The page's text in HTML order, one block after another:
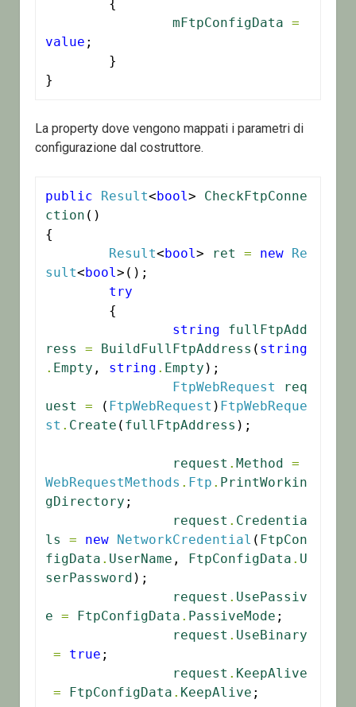
mFtpConfigData =
value ;
}
La property dove vengono mappati i parametri di
configurazione dal costruttore.
public Result<bool> CheckFtpConne
ction ()
{
Result<bool> ret = new
Re
sult<bool>();
try
string
fullFtpAdd
ress
= BuildFullFtpAddress ( string
. Empty , string . Empty );
FtpWebRequest
req
uest
= ( FtpWebRequest ) FtpWebReque
st . Create ( fullFtpAddress );
request . Method =
WebRequestMethods . Ftp . PrintWorkin
gDirectory ;
request . Credentia
ls
= new NetworkCredential ( FtpCon
figData . UserName , FtpConfigData . U
serPassword );
request . UsePassiv
e = FtpConfigData . PassiveMode ;
request . UseBinary
=
true ;
request . KeepAlive
=
FtpConfigData . KeepAlive ;